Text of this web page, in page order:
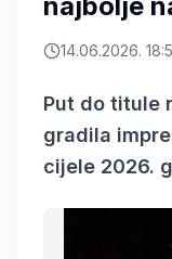
14.06.2026.
Put do titule
gradila
cijele 2026.